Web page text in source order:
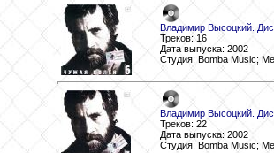
Владимир Высоцкий.
Треков: 16
Дата выпуска: 2002
Студия: Bomba Music;
Владимир Высоцкий.
Треков: 22
Дата выпуска: 2002
Студия: Bomba Music;